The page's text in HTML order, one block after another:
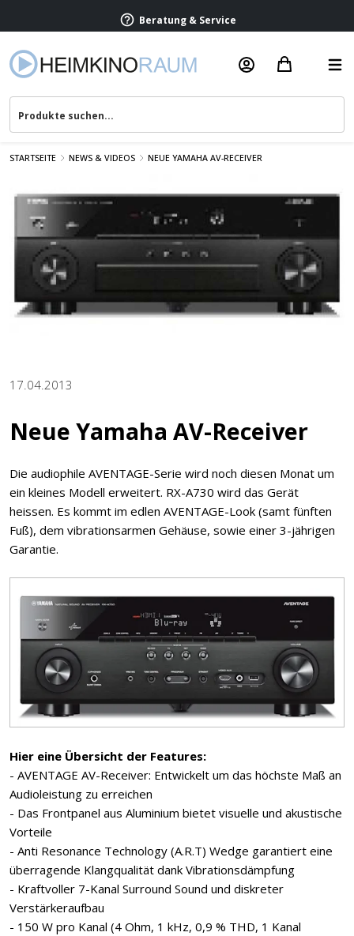
Beratung & Service
STARTSEITE NEWS & VIDEOS NEUE YAMAHA AV-RECEIVER
17.04.2013
Neue Yamaha AV-Receiver
Die audiophile AVENTAGE-Serie wird noch diesen Monat um
ein kleines Modell erweitert. RX-A730 wird das Gerät
heissen. Es kommt im edlen AVENTAGE-Look (samt fünften
Fuß), dem vibrationsarmen Gehäuse, sowie einer 3-jährigen
Garantie.
Hier eine Übersicht der Features:
- AVENTAGE AV-Receiver: Entwickelt um das höchste Maß an
Audioleistung zu erreichen
- Das Frontpanel aus Aluminium bietet visuelle und akustische
Vorteile
- Anti Resonance Technology (A.R.T) Wedge garantiert eine
überragende Klangqualität dank Vibrationsdämpfung
- Kraftvoller 7-Kanal Surround Sound und diskreter
Verstärkeraufbau
- 150 W pro Kanal (4 Ohm, 1 kHz, 0,9 % THD, 1 Kanal